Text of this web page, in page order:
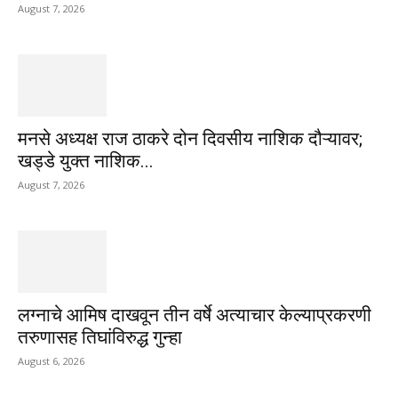
August 7, 2026
मनसे अध्यक्ष राज ठाकरे दोन दिवसीय नाशिक दौऱ्यावर;
खड्डे युक्त नाशिक...
August 7, 2026
लग्नाचे आमिष दाखवून तीन वर्षे अत्याचार केल्याप्रकरणी
तरुणासह तिघांविरुद्ध गुन्हा
August 6, 2026